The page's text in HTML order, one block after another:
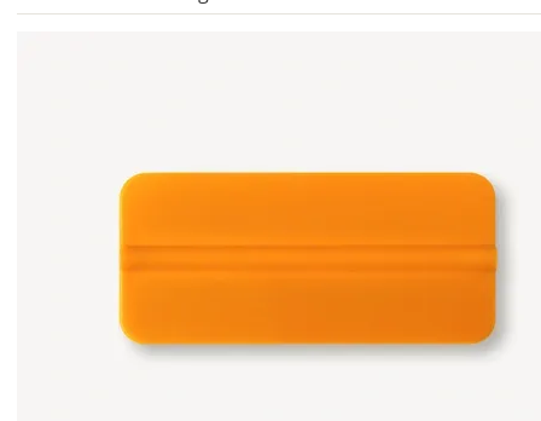
Versandkosten?